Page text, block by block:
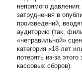
непрямого
затруднения в
произведений,
аудиторию (так,
«неправильной»
категория «18 лет
потерять из-за
кассовых сборов).